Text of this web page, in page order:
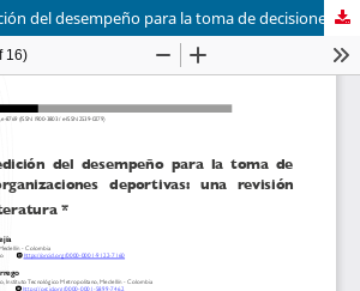
Variables de medición del desempeño para la toma de decisiones en organizaciones deportivas: una revisión sistemática de literatura